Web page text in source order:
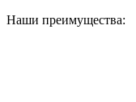
Наши преимущества: